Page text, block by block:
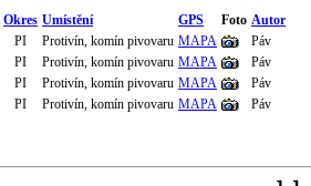
Okres Umístění GPS Foto Autor
PI Protivín, komín pivovaru MAPA
Páv
PI Protivín, komín pivovaru MAPA
Páv
PI Protivín, komín pivovaru MAPA
Páv
PI Protivín, komín pivovaru MAPA Páv